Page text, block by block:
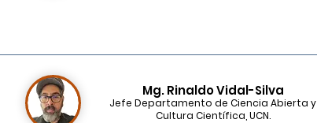
Mg. Rinaldo Vidal-Silva
Jefe Departamento de Ciencia Abierta y
Cultura Científica, UCN.